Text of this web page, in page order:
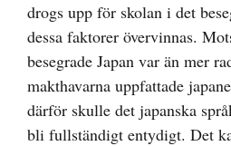
drogs upp för skolan i det
dessa faktorer övervinnas.
besegrade Japan var än mer
makthavarna uppfattade
därför skulle det japanska
bli fullständigt entydigt. Det